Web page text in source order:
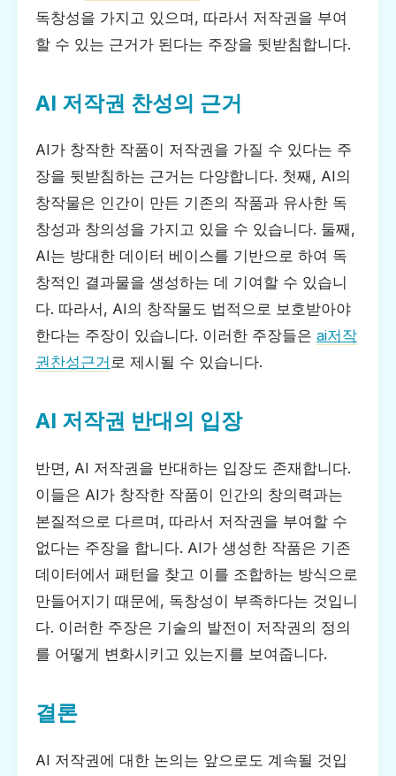
독창성을 가지고 있으며, 따라서 저작권을 부여
할 수 있는 근거가 된다는 주장을 뒷받침합니다.
AI 저작권 찬성의 근거
AI가 창작한 작품이 저작권을 가질 수 있다는 주
장을 뒷받침하는 근거는 다양합니다. 첫째, AI의
창작물은 인간이 만든 기존의 작품과 유사한 독
창성과 창의성을 가지고 있을 수 있습니다. 둘째,
AI는 방대한 데이터 베이스를 기반으로 하여 독
창적인 결과물을 생성하는 데 기여할 수 있습니
다. 따라서, AI의 창작물도 법적으로 보호받아야
한다는 주장이 있습니다. 이러한 주장들은 ai저작
권찬성근거 로 제시될 수 있습니다.
AI 저작권 반대의 입장
반면, AI 저작권을 반대하는 입장도 존재합니다.
이들은 AI가 창작한 작품이 인간의 창의력과는
본질적으로 다르며, 따라서 저작권을 부여할 수
없다는 주장을 합니다. AI가 생성한 작품은 기존
데이터에서 패턴을 찾고 이를 조합하는 방식으로
만들어지기 때문에, 독창성이 부족하다는 것입니
다. 이러한 주장은 기술의 발전이 저작권의 정의
를 어떻게 변화시키고 있는지를 보여줍니다.
결론
AI 저작권에 대한 논의는 앞으로도 계속될 것입